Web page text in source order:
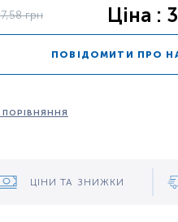
грн Ціна :
ПОВІДОМИТИ ПРО
ПОРІВНЯННЯ
ЦІНИ ТА ЗНИЖКИ